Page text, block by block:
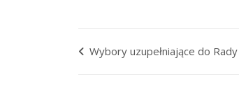
Wybory uzupełniające do